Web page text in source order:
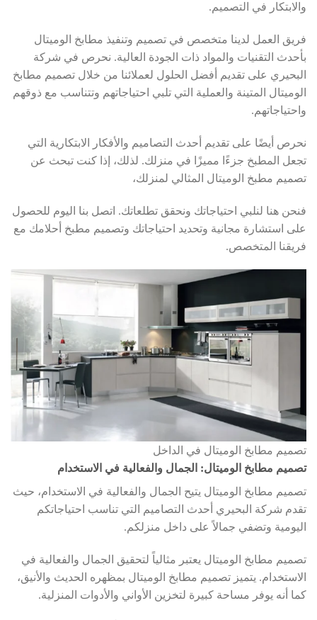
والابتكار في التصميم.
فريق العمل لدينا متخصص في تصميم وتنفيذ مطابخ الوميتال
بأحدث التقنيات والمواد ذات الجودة العالية. نحرص في شركة
البحيري على تقديم أفضل الحلول لعملائنا من خلال تصميم مطابخ
الوميتال المتينة والعملية التي تلبي احتياجاتهم وتتناسب مع ذوقهم
واحتياجاتهم.
نحرص أيضًا على تقديم أحدث التصاميم والأفكار الابتكارية التي
تجعل المطبخ جزءًا مميزًا في منزلك. لذلك، إذا كنت تبحث عن
تصميم مطبخ الوميتال المثالي لمنزلك،
فنحن هنا لنلبي احتياجاتك ونحقق تطلعاتك. اتصل بنا اليوم للحصول
على استشارة مجانية وتحديد احتياجاتك وتصميم مطبخ أحلامك مع
فريقنا المتخصص.
تصميم مطابخ الوميتال في الداخل
تصميم مطابخ الوميتال: الجمال والفعالية في الاستخدام
تصميم مطابخ الوميتال يتيح الجمال والفعالية في الاستخدام، حيث
تقدم شركة البحيري أحدث التصاميم التي تناسب احتياجاتكم
اليومية وتضفي جمالاً على داخل منزلكم.
تصميم مطابخ الوميتال يعتبر مثالياً لتحقيق الجمال والفعالية في
الاستخدام. يتميز تصميم مطابخ الوميتال بمظهره الحديث والأنيق،
كما أنه يوفر مساحة كبيرة لتخزين الأواني والأدوات المنزلية.